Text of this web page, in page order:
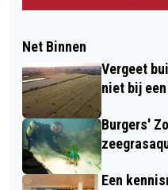
Net Binnen
Vergeet
niet bij
Burgers'
Een